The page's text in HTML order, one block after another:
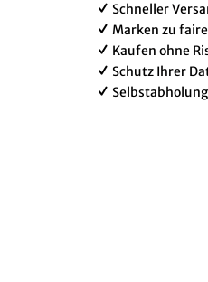
Schneller
Marken zu
Kaufen ohne
Schutz Ihrer